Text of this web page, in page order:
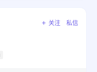
关注 私信